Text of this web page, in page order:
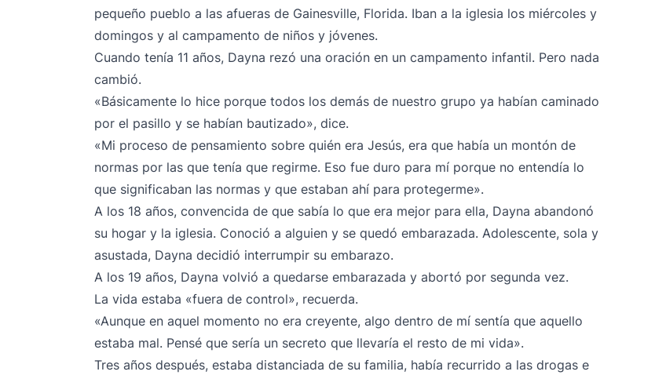
pequeño pueblo a las afueras de Gainesville, Florida. Iban a la iglesia los miércoles y
domingos y al campamento de niños y jóvenes.
Cuando tenía 11 años, Dayna rezó una oración en un campamento infantil. Pero nada
cambió.
«Básicamente lo hice porque todos los demás de nuestro grupo ya habían caminado
por el pasillo y se habían bautizado», dice.
«Mi proceso de pensamiento sobre quién era Jesús, era que había un montón de
normas por las que tenía que regirme. Eso fue duro para mí porque no entendía lo
que significaban las normas y que estaban ahí para protegerme».
A los 18 años, convencida de que sabía lo que era mejor para ella, Dayna abandonó
su hogar y la iglesia. Conoció a alguien y se quedó embarazada. Adolescente, sola y
asustada, Dayna decidió interrumpir su embarazo.
A los 19 años, Dayna volvió a quedarse embarazada y abortó por segunda vez.
La vida estaba «fuera de control», recuerda.
«Aunque en aquel momento no era creyente, algo dentro de mí sentía que aquello
estaba mal. Pensé que sería un secreto que llevaría el resto de mi vida».
Tres años después, estaba distanciada de su familia, había recurrido a las drogas e